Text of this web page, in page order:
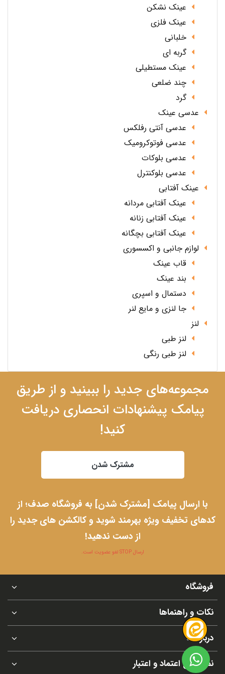
عینک نشکن
عینک فلزی
خلبانی
گربه ای
عینک مستطیلی
چند ضلعی
گرد
عدسی عینک
عدسی آنتی رفلکس
عدسی فوتوکرومیک
عدسی بلوکات
عدسی بلوکنترل
عینک آفتابی
عینک آفتابی مردانه
عینک آفتابی زنانه
عینک آفتابی بچگانه
لوازم جانبی و اکسسوری
قاب عینک
بند عینک
دستمال و اسپری
جا لنزی و مایع لنر
لنز
لنز طبی
لنز طبی رنگی
مجموعه‌های جدید را ببینید و از طریق
پیامک پیشنهادات انحصاری دریافت
کنید!
مشترک شدن
با ارسال پیامک [مشترک شدن] به فروشگاه صدف؛ از
کدهای تخفیف ویژه بهرمند شوید و کالکشن های جدید را
از دست ندهید!
ارسال STOP لغو عضویت است.
فروشگاه
نکات و راهنماها
درباره ما
نماد های اعتماد و اعتبار